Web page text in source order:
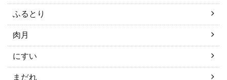
ふるとり
肉月
にすい
まだれ